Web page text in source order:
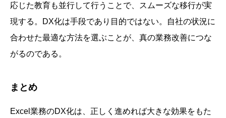
応じた教育も並行して行うことで、スムーズな移行が実
現する。DX化は手段であり目的ではない。自社の状況に
合わせた最適な方法を選ぶことが、真の業務改善につな
がるのである。
まとめ
Excel業務のDX化は、正しく進めれば大きな効果をもた